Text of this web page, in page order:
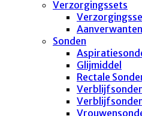
Verzorgingssets
Sonden
Glijmiddel
Rectale